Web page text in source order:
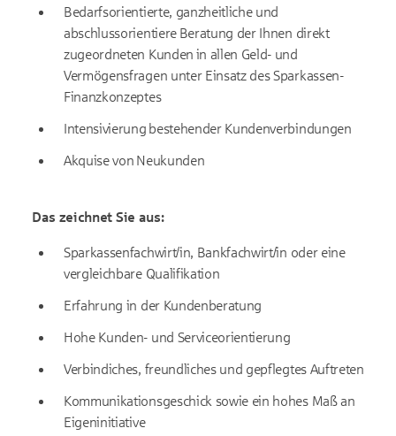
Bedarfsorientierte, ganzheitliche und
abschlussorientiere Beratung der Ihnen direkt
zugeordneten Kunden in allen Geld- und
Vermögensfragen unter Einsatz des Sparkassen-
Finanzkonzeptes
Intensivierung bestehender Kundenverbindungen
Akquise von Neukunden
Das zeichnet Sie aus:
Sparkassenfachwirt/in, Bankfachwirt/in oder eine
vergleichbare Qualifikation
Erfahrung in der Kundenberatung
Hohe Kunden- und Serviceorientierung
Verbindiches, freundliches und gepflegtes Auftreten
Kommunikationsgeschick sowie ein hohes Maß an
Eigeninitiative